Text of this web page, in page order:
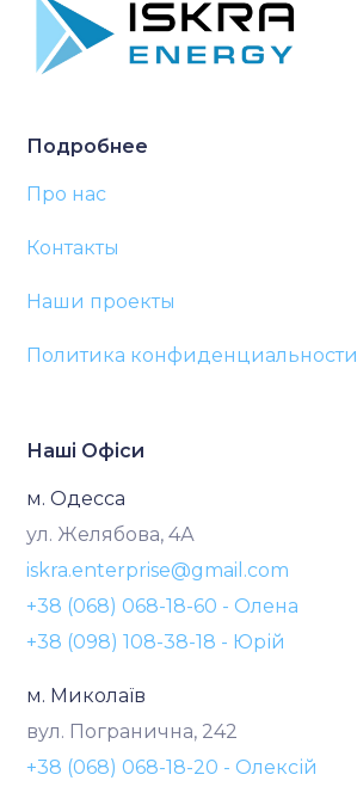
Подробнее
Про нас
Контакты
Наши проекты
Политика конфиденциальности
Наші Офіси
м. Одесса
ул. Желябова, 4А
iskra.enterprise@gmail.com
+38 (068) 068-18-60 - Олена
+38 (098) 108-38-18 - Юрій
м. Миколаїв
вул. Погранична, 242
+38 (068) 068-18-20 - Олексій